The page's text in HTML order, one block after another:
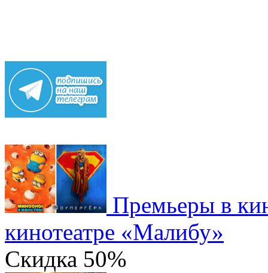
Премьеры в
кинотеатре «Малибу»
Скидка 50%